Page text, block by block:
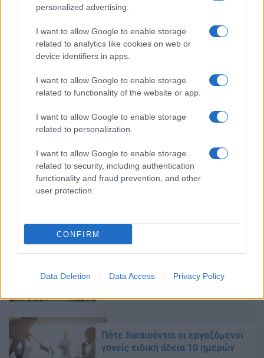
personalized advertising.
I want to allow Google to enable storage
related to analytics like cookies on web or
device identifiers in apps.
I want to allow Google to enable storage
related to functionality of the website or app.
I want to allow Google to enable storage
related to personalization.
I want to allow Google to enable storage
related to security, including authentication
functionality and fraud prevention, and other
user protection.
CONFIRM
Data Deletion Data Access Privacy Policy
ΔΥΠΑ: Τι αλλάζει στο επίδομα
14/03/2025 - 12:57
Επίδομα γονικής άδειας:
Δικαιούχοι και προϋποθέσεις
09/10/2024 - 10:21
Αυτές είναι οι ΝΕΕΣ άδειες: Σε
ισχύ η άδεια πατρότητας – Όλα
όσα πρέπει να ξέρετε
Εκπαιδευτικοί: Τι ισχύει για
αποδοχών
Πότε δικαιούνται οι εργαζόμενοι
γονείς ειδική άδεια 10 ημερών